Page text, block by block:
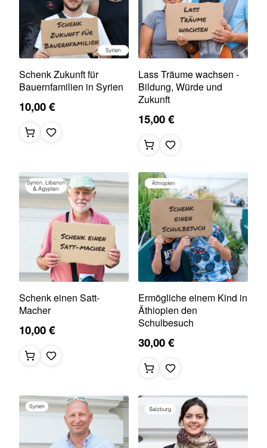
Schenk Zukunft für
Bauernfamilien in Syrien
10,00 €
Lass Träume wachsen -
Bildung, Würde und
Zukunft
15,00 €
Schenk einen Satt-
Macher
10,00 €
Ermögliche einem Kind in
Äthiopien den
Schulbesuch
30,00 €